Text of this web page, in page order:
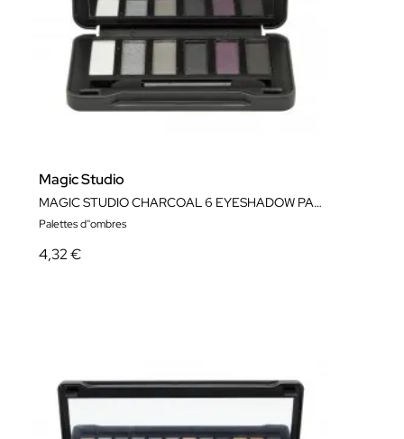
Magic Studio
MAGIC STUDIO CHARCOAL 6 EYESHADOW PALETTE
Palettes d''ombres
4,32 €